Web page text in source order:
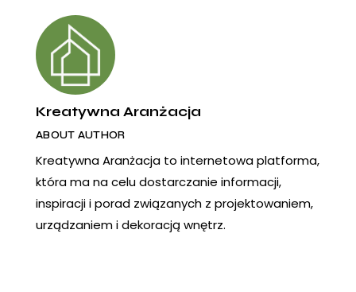
Kreatywna Aranżacja
ABOUT AUTHOR
Kreatywna Aranżacja to internetowa platforma,
która ma na celu dostarczanie informacji,
inspiracji i porad związanych z projektowaniem,
urządzaniem i dekoracją wnętrz.